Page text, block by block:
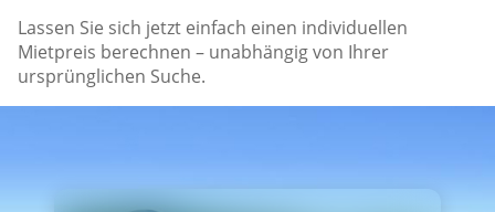
Lassen Sie sich jetzt einfach einen individuellen
Mietpreis berechnen – unabhängig von Ihrer
ursprünglichen Suche.